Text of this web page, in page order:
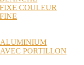
COULEUR
ALUMINIUM
PORTILLON